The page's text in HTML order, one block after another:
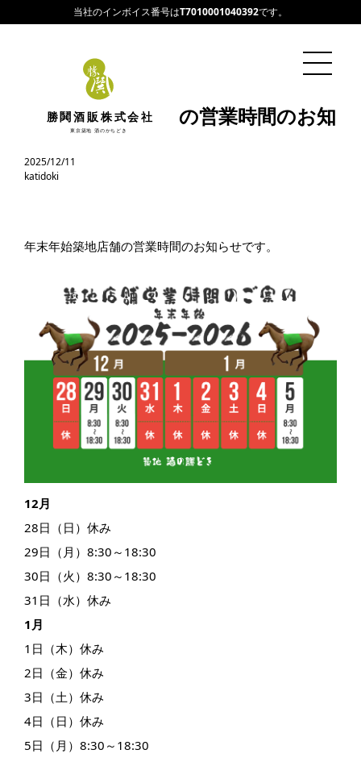
当社のインボイス番号はT7010001040392です。
勝鬨酒販株式会社
東京築地 酒のかちどき
年末年始築地店舗の営業時間のお知
らせです。
2025/12/11
katidoki
年末年始築地店舗の営業時間のお知らせです。
12月
28日（日）休み
29日（月）8:30～18:30
30日（火）8:30～18:30
31日（水）休み
1月
1日（木）休み
2日（金）休み
3日（土）休み
4日（日）休み
5日（月）8:30～18:30